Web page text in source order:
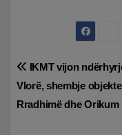
Lëvizje
te
IKMT vijon
Vlorë, shembje
Rradhimë dhe Orikum